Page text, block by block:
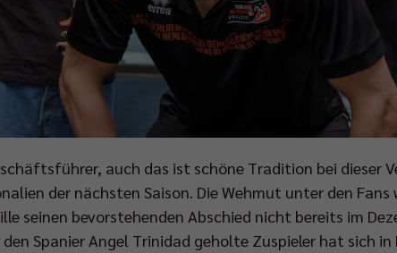
auch das ist schöne Tradition bei dieser
der nächsten Saison. Die Wehmut unter den Fans
seinen bevorstehenden Abschied nicht bereits im
Spanier Angel Trinidad geholte Zuspieler hat sich in